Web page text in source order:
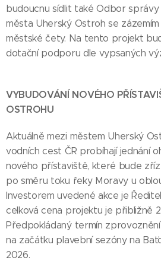
budoucnu sídlit také Odbor
města Uherský Ostroh se
městské čety. Na tento projekt
dotační podporu dle vypsaných
VYBUDOVÁNÍ NOVÉHO
OSTROHU
Aktuálně mezi městem Uherský
vodních cest ČR probíhají jednání
nového přístaviště, které bude
po směru toku řeky Moravy u
Investorem uvedené akce je
celková cena projektu je přibližně
Předpokládaný termín
na začátku plavební sezóny na
2026.